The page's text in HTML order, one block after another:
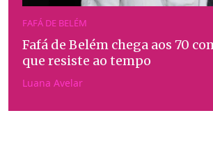
FAFÁ DE BELÉM
Fafá de Belém chega aos 70
que resiste ao tempo
Luana Avelar